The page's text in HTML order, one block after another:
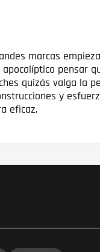
marcas
pensar
quizás valga la
y
eficaz.